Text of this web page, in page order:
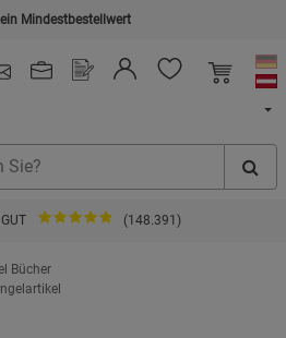
Mindestbestellwert
(148.391)
Shop
Bücher